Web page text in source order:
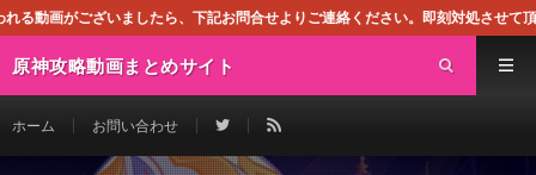
、下記お問合せよりご連絡ください。即刻対処させて頂きます。なお、同
原神攻略動画まとめサイト
ホーム お問い合わせ